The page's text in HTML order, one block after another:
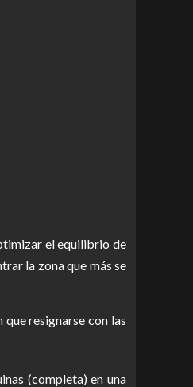
el equilibrio de
la zona que más se
que resignarse con las
(completa) en una